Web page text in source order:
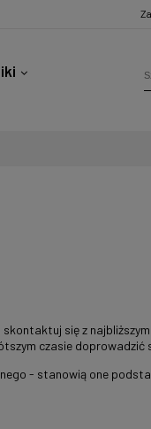
się z
czasie doprowadzić
- stanowią one